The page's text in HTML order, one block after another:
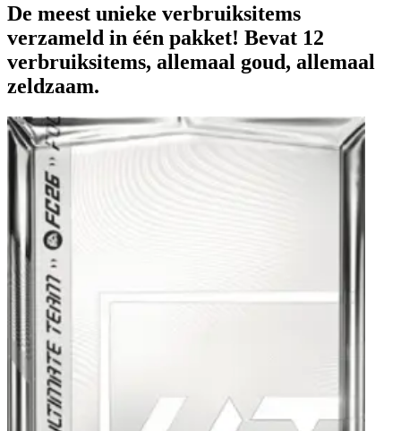
De meest unieke verbruiksitems
verzameld in één pakket! Bevat 12
verbruiksitems, allemaal goud, allemaal
zeldzaam.